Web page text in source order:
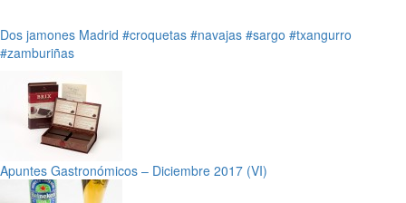
Dos jamones Madrid #croquetas #navajas #sargo #txangurro
#zamburiñas
Apuntes Gastronómicos – Diciembre 2017 (VI)